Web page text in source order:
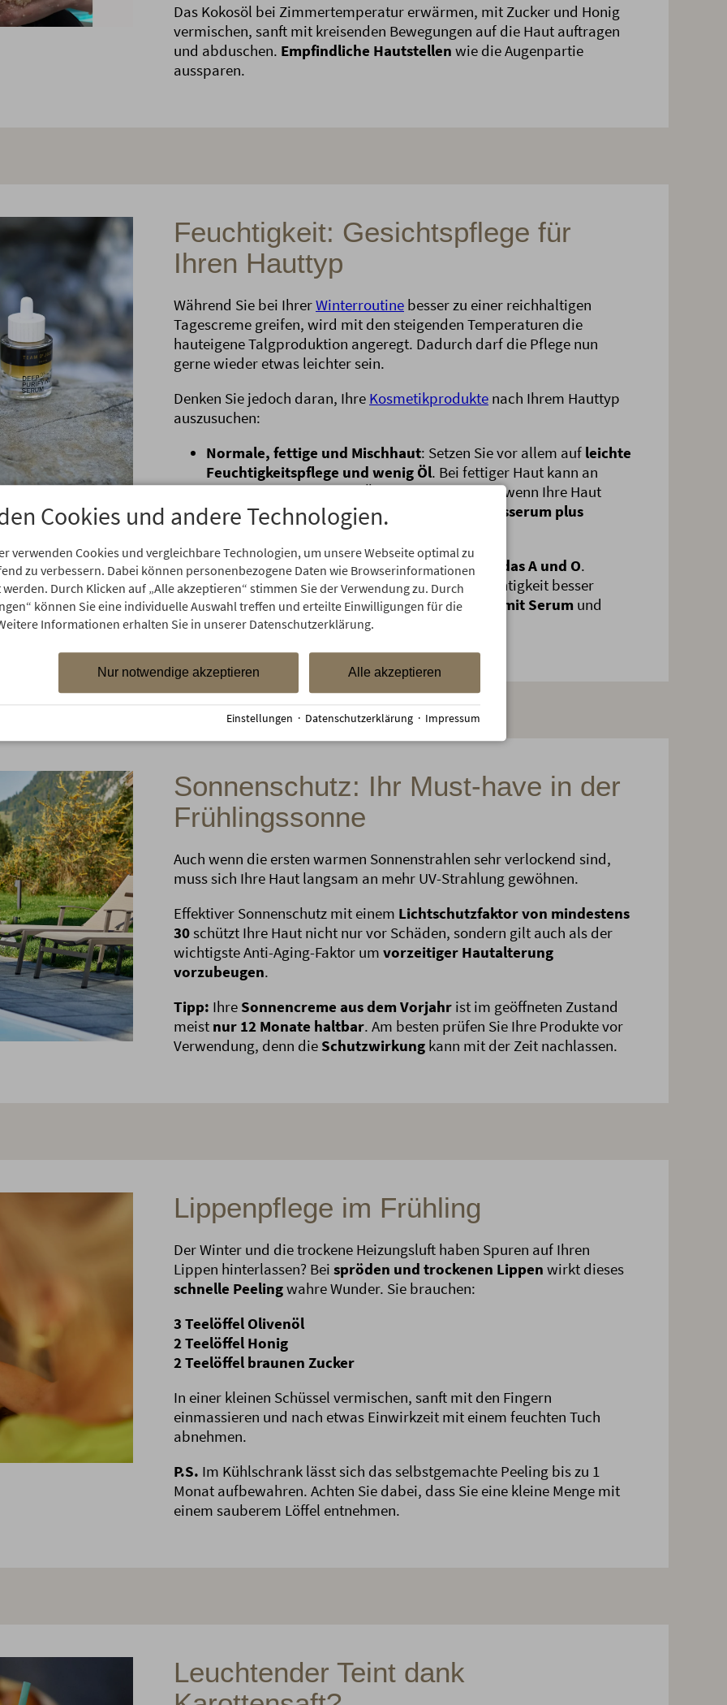
Das Kokosöl bei Zimmertemperatur erwärmen, mit Zucker und Honig
vermischen, sanft mit kreisenden Bewegungen auf die Haut auftragen
und abduschen. Empfindliche Hautstellen wie die Augenpartie
aussparen.
Feuchtigkeit: Gesichtspflege für
Ihren Hauttyp
Während Sie bei IhrerWinterroutine besser zu einer reichhaltigen
Tagescreme greifen, wird mit den steigenden Temperaturen die
hauteigene Talgproduktion angeregt. Dadurch darf die Pflege nun
gerne wieder etwas leichter sein.
Denken Sie jedoch daran, Ihre Kosmetikprodukte nach Ihrem Hauttyp
auszusuchen:
Normale, fettige und Mischhaut: Setzen Sie vor allem auf leichte
Feuchtigkeitspflege und wenig Öl. Bei fettiger Haut kann an
warmen Tagen ganz auf Öl verzichtet werden, wenn Ihre Haut
schnell glänzt. EineKombination aus Gesichtsserum plus
Sonnenschutz genügt dann völlig aus.
Trockene Haut: Als Basis bleibtFeuchtigkeit das A und O.
Ergänzen SieLipide, damit Ihre Haut die Feuchtigkeit besser
speichern kann. Mischen Sie dafürGesichtsöl mit Serum und
vergessen Sie Ihren Sonnenschutz nicht.
Sonnenschutz: Ihr Must-have in der
Frühlingssonne
Auch wenn die ersten warmen Sonnenstrahlen sehr verlockend sind,
muss sich Ihre Haut langsam an mehr UV-Strahlung gewöhnen.
Effektiver Sonnenschutz mit einem Lichtschutzfaktor von mindestens
30schützt Ihre Haut nicht nur vor Schäden, sondern gilt auch als der
wichtigste Anti-Aging-Faktor um vorzeitiger Hautalterung
vorzubeugen.
Tipp: Ihre Sonnencreme aus dem Vorjahr ist im geöffneten Zustand
meist nur 12 Monate haltbar. Am besten prüfen Sie Ihre Produkte vor
Verwendung, denn die Schutzwirkung kann mit der Zeit nachlassen.
Lippenpflege im Frühling
Der Winter und die trockene Heizungsluft haben Spuren auf Ihren
Lippen hinterlassen? Bei spröden und trockenen Lippen wirkt dieses
schnelle Peelingwahre Wunder. Sie brauchen:
3 Teelöffel Olivenöl
2 Teelöffel Honig
2 Teelöffel braunen Zucker
In einer kleinen Schüssel vermischen, sanft mit den Fingern
einmassieren und nach etwas Einwirkzeit mit einem feuchten Tuch
abnehmen.
P.S. Im Kühlschrank lässt sich das selbstgemachte Peeling bis zu 1
Monat aufbewahren. Achten Sie dabei, dass Sie eine kleine Menge mit
einem sauberem Löffel entnehmen.
Leuchtender Teint dank
Cookies und andere Technologien.
verwenden Cookies und vergleichbare Technologien, um unsere Webseite optimal zu
zu verbessern. Dabei können personenbezogene Daten wie Browserinformationen
Durch Klicken auf „Alle akzeptieren“ stimmen Sie der Verwendung zu. Durch
können Sie eine individuelle Auswahl treffen und erteilte Einwilligungen für die
Informationen erhalten Sie in unserer Datenschutzerklärung.
Alle akzeptieren
Nur notwendige akzeptieren
Einstellungen · Datenschutzerklärung · Impressum